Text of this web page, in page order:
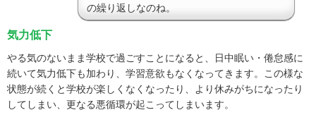
の繰り返しなのね。
気力低下
やる気のないまま学校で過ごすことになると、日中眠い・倦怠感に
続いて気力低下も加わり、学習意欲もなくなってきます。この様な
状態が続くと学校が楽しくなくなったり、より休みがちになったり
してしまい、更なる悪循環が起こってしまいます。